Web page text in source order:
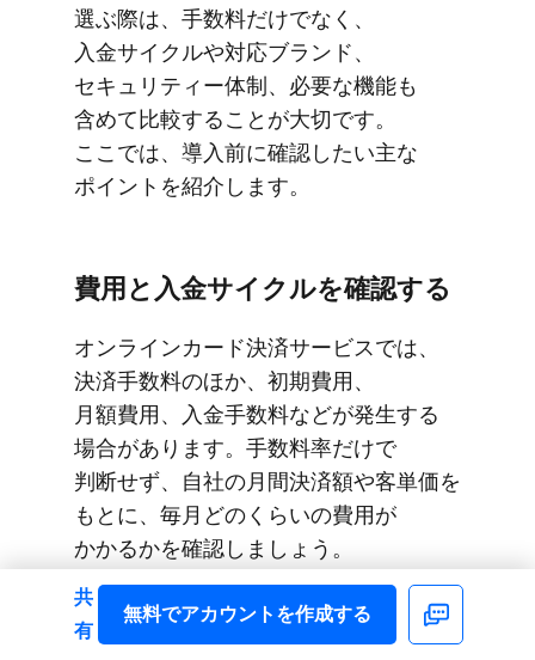
選ぶ際は、​手数料だけでなく、​
入金サイクルや​対応ブランド、​
セキュリティー体制、​必要な​機能も​
含めて​比較する​ことが​大切です。​
ここでは、​導入前に​確認したい主な​
ポイントを​紹介します。
費用と​入金サイクルを​確認する
オンラインカード決済サービスでは、​
決済手数料の​ほか、​初期費用、​
月額費用、​入金手数料などが​発生する​
場合が​あります。​手数料率だけで​
判断せず、​自社の​月間決済額や​客単価を​
もとに、​毎月どの​くらいの​費用が​
かかるかを​確認しましょう。
また、​売上金の​入金サイクルも​
サービスに​よって​異なります。​
Facebook
共
有
無料で​アカウントを​作成する